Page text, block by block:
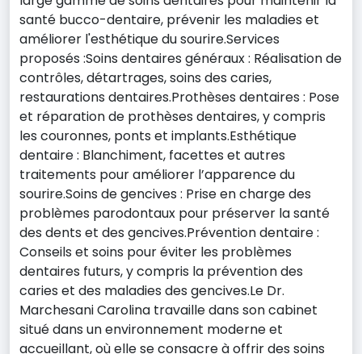
santé bucco-dentaire, prévenir les maladies et
améliorer l'esthétique du sourire.Services
proposés :Soins dentaires généraux : Réalisation de
contrôles, détartrages, soins des caries,
restaurations dentaires.Prothèses dentaires : Pose
et réparation de prothèses dentaires, y compris
les couronnes, ponts et implants.Esthétique
dentaire : Blanchiment, facettes et autres
traitements pour améliorer l’apparence du
sourire.Soins de gencives : Prise en charge des
problèmes parodontaux pour préserver la santé
des dents et des gencives.Prévention dentaire :
Conseils et soins pour éviter les problèmes
dentaires futurs, y compris la prévention des
caries et des maladies des gencives.Le Dr.
Marchesani Carolina travaille dans son cabinet
situé dans un environnement moderne et
accueillant, où elle se consacre à offrir des soins